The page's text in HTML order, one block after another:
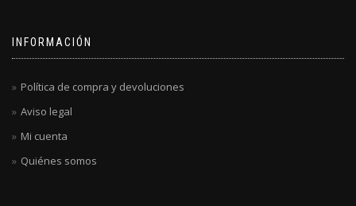
INFORMACIÓN
Política de compra y devoluciones
Aviso legal
Mi cuenta
Quiénes somos